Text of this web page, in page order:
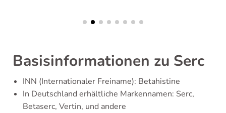
Basisinformationen zu Serc
INN (Internationaler Freiname): Betahistine
In Deutschland erhältliche Markennamen: Serc,
Betaserc, Vertin, und andere